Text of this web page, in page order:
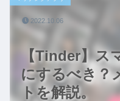
【Tinder】ス
にするべき？
トを解説。
2022.10.06